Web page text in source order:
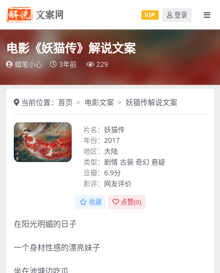
VIP 登录
电影《妖猫传》解说文案
蜡笔小心 3年前 229
当前位置： 首页 电影文案 妖猫传解说文案
片名： 妖猫传
年份： 2017
地区： 大陆
类型： 剧情 古装 奇幻 悬疑
豆瓣： 6.9分
影评： 网友评价
收藏 点赞(0)
在阳光明媚的日子
一个身材性感的漂亮妹子